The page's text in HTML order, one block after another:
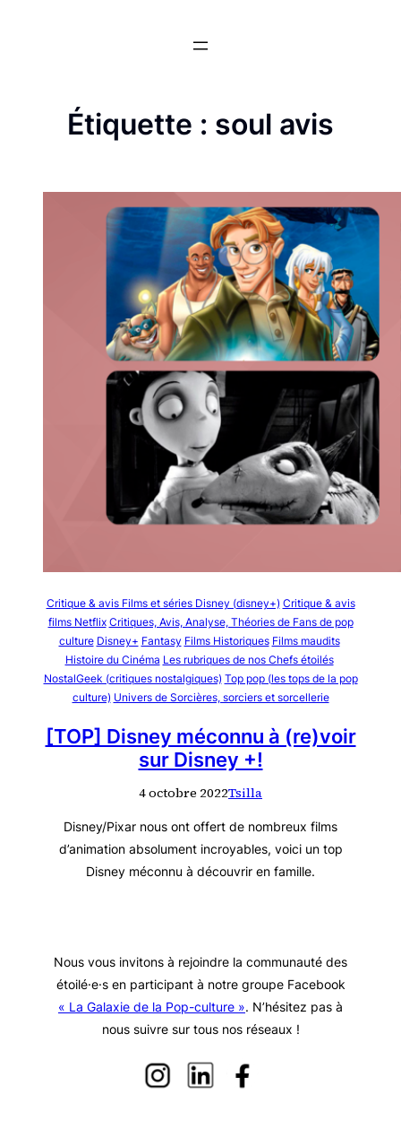
Étiquette : soul avis
Critique & avis Films et séries Disney (disney+) Critique & avis
films Netflix Critiques, Avis, Analyse, Théories de Fans de pop
culture Disney+ Fantasy Films Historiques Films maudits
Histoire du Cinéma Les rubriques de nos Chefs étoilés
NostalGeek (critiques nostalgiques) Top pop (les tops de la pop
culture) Univers de Sorcières, sorciers et sorcellerie
[TOP] Disney méconnu à (re)voir
sur Disney +!
4 octobre 2022Tsilla
Disney/Pixar nous ont offert de nombreux films
d’animation absolument incroyables, voici un top
Disney méconnu à découvrir en famille.
Nous vous invitons à rejoindre la communauté des
étoilé·e·s en participant à notre groupe Facebook
« La Galaxie de la Pop-culture ». N’hésitez pas à
nous suivre sur tous nos réseaux !